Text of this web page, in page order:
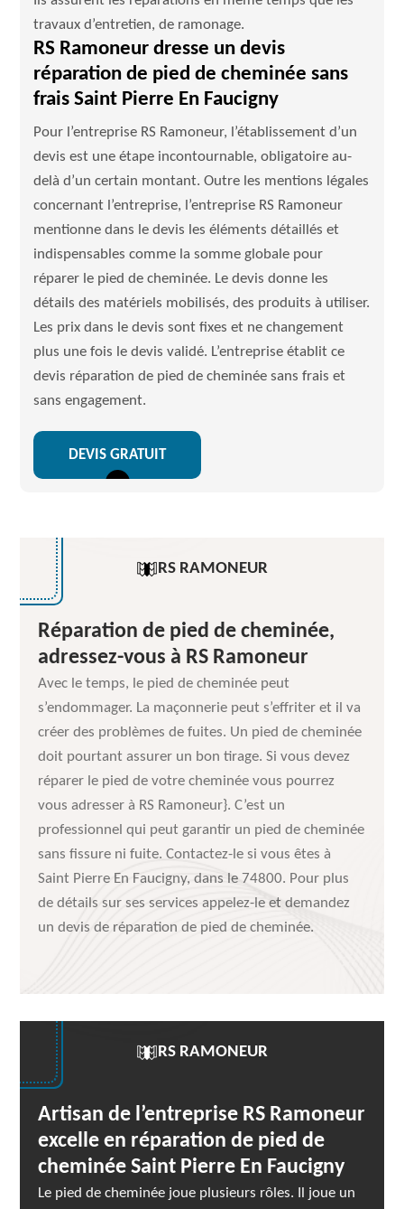
travaux d’entretien, de ramonage.
RS Ramoneur dresse un devis
réparation de pied de cheminée sans
frais Saint Pierre En Faucigny
Pour l’entreprise RS Ramoneur, l’établissement d’un
devis est une étape incontournable, obligatoire au-
delà d’un certain montant. Outre les mentions légales
concernant l’entreprise, l’entreprise RS Ramoneur
mentionne dans le devis les éléments détaillés et
indispensables comme la somme globale pour
réparer le pied de cheminée. Le devis donne les
détails des matériels mobilisés, des produits à utiliser.
Les prix dans le devis sont fixes et ne changement
plus une fois le devis validé. L’entreprise établit ce
devis réparation de pied de cheminée sans frais et
sans engagement.
DEVIS GRATUIT
RS RAMONEUR
Réparation de pied de cheminée,
adressez-vous à RS Ramoneur
Avec le temps, le pied de cheminée peut
s’endommager. La maçonnerie peut s’effriter et il va
créer des problèmes de fuites. Un pied de cheminée
doit pourtant assurer un bon tirage. Si vous devez
réparer le pied de votre cheminée vous pourrez
vous adresser à RS Ramoneur}. C’est un
professionnel qui peut garantir un pied de cheminée
sans fissure ni fuite. Contactez-le si vous êtes à
Saint Pierre En Faucigny, dans le 74800. Pour plus
de détails sur ses services appelez-le et demandez
un devis de réparation de pied de cheminée.
RS RAMONEUR
Artisan de l’entreprise RS Ramoneur
excelle en réparation de pied de
cheminée Saint Pierre En Faucigny
Le pied de cheminée joue plusieurs rôles. Il joue un